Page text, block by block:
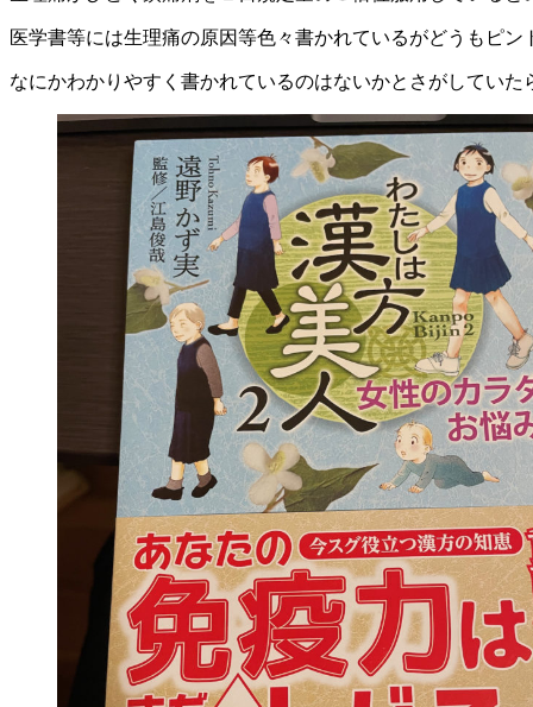
医学書等には生理痛の原因等色々書かれているがどうもピ
なにかわかりやすく書かれているのはないかとさがしてい